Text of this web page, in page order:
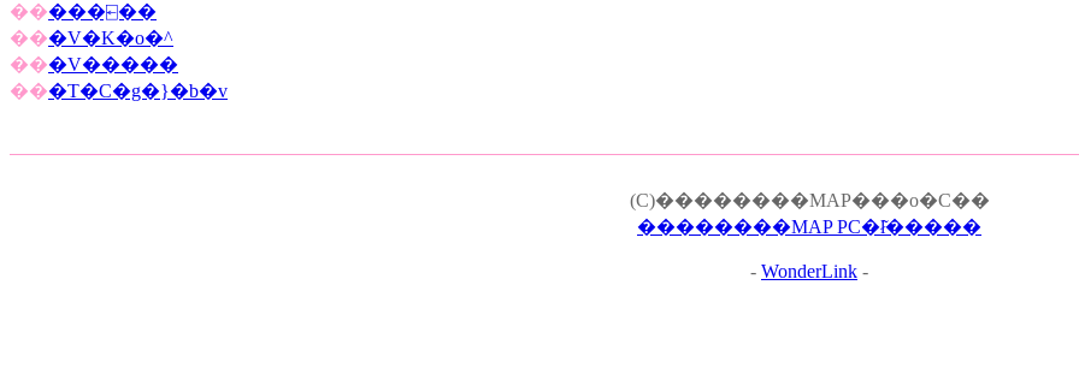
�����⍇��
���V�K�o�^
���V�����
���T�C�g�}�b�v
(C)��������MAP���o�C��
��������MAP PC�ł͂�����
- WonderLink -